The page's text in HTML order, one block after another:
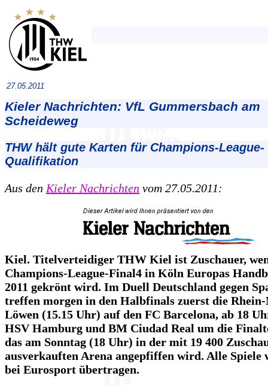
27.05.2011
Kieler Nachrichten: VfL Gummersbach am
Scheideweg
THW hält gute Karten für Champions-League-
Qualifikation
Aus den Kieler Nachrichten vom 27.05.2011:
Kiel. Titelverteidiger THW Kiel ist Zuschauer,
Champions-League-Final4 in Köln Europas
2011 gekrönt wird. Im Duell Deutschland gegen
treffen morgen in den Halbfinals zuerst die
Löwen (15.15 Uhr) auf den FC Barcelona, ab 18
HSV Hamburg und BM Ciudad Real um die
das am Sonntag (18 Uhr) in der mit 19 400
ausverkauften Arena angepfiffen wird. Alle Spiele
bei Eurosport übertragen.